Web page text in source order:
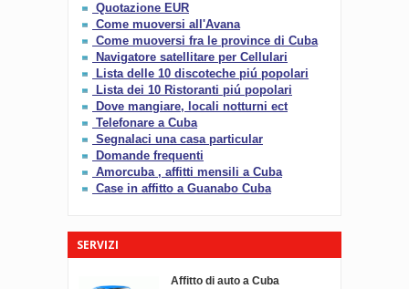
Quotazione EUR
Come muoversi all'Avana
Come muoversi fra le province di Cuba
Navigatore satellitare per Cellulari
Lista delle 10 discoteche piú popolari
Lista dei 10 Ristoranti piú popolari
Dove mangiare, locali notturni ect
Telefonare a Cuba
Segnalaci una casa particular
Domande frequenti
Amorcuba , affitti mensili a Cuba
Case in affitto a Guanabo Cuba
SERVIZI
Affitto di auto a Cuba